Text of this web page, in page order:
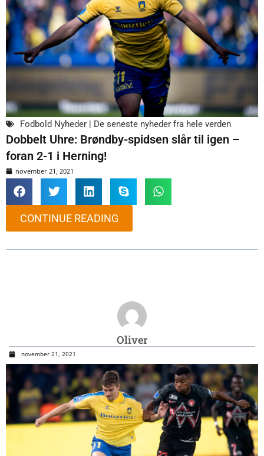
Fodbold Nyheder | De seneste nyheder fra hele verden
Dobbelt Uhre: Brøndby-spidsen slår til igen –
foran 2-1 i Herning!
november 21, 2021
CONTINUE READING
Oliver
november 21, 2021